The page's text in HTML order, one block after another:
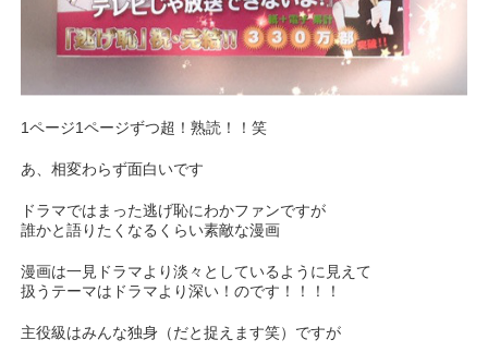
1ページ1ページずつ超！熟読！！笑
あ、相変わらず面白いです
ドラマではまった逃げ恥にわかファンですが
誰かと語りたくなるくらい素敵な漫画
漫画は一見ドラマより淡々としているように見えて
扱うテーマはドラマより深い！のです！！！！
主役級はみんな独身（だと捉えます笑）ですが